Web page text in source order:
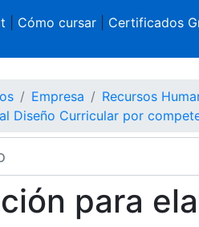
Cómo cursar| Certificados
Empresa
Recursos
Diseño Curricular por
para